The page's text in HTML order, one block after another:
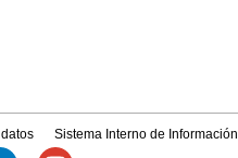
Sistema Interno de Información